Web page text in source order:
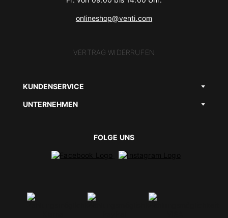
onlineshop@venti.com
VERTRAG WIDERRUFEN
KUNDENSERVICE
UNTERNEHMEN
FOLGE UNS